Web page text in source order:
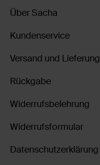
Über Sacha
Kundenservice
Versand und Lieferung
Rückgabe
Widerrufsbelehrung
Widerrufsformular
Datenschutzerklärung